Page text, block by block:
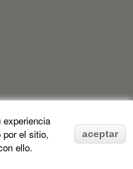
por el sitio,
ello.
aceptar